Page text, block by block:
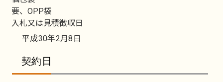
要、OPP袋
入札又は見積徴収日
平成30年2月8日
契約日